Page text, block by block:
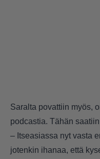
Saralta povattiin myös,
podcastia. Tähän
– Itseasiassa nyt vasta
jotenkin ihanaa, että